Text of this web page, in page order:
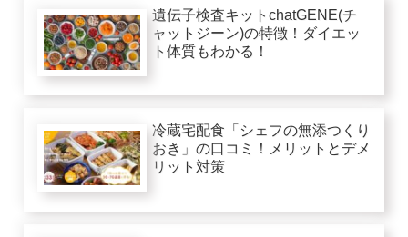
遺伝子検査キットchatGENE(チ
ャットジーン)の特徴！ダイエッ
ト体質もわかる！
冷蔵宅配食「シェフの無添つくり
おき」の口コミ！メリットとデメ
リット対策